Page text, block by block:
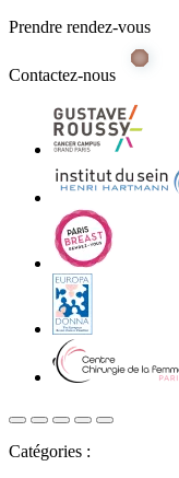
Prendre rendez-vous
Contactez-nous
Catégories :